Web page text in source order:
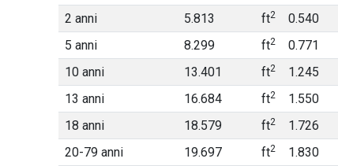
2 anni 5.813 ft2 0.540
5 anni 8.299 ft2 0.771
10 anni 13.401 ft2 1.245
13 anni 16.684 ft2 1.550
18 anni 18.579 ft2 1.726
20-79 anni 19.697 ft2 1.830